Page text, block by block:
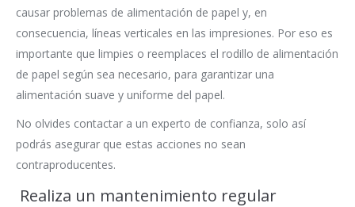
causar problemas de alimentación de papel y, en
consecuencia, líneas verticales en las impresiones. Por eso es
importante que limpies o reemplaces el rodillo de alimentación
de papel según sea necesario, para garantizar una
alimentación suave y uniforme del papel.
No olvides contactar a un experto de confianza, solo así
podrás asegurar que estas acciones no sean
contraproducentes.
Realiza un mantenimiento regular